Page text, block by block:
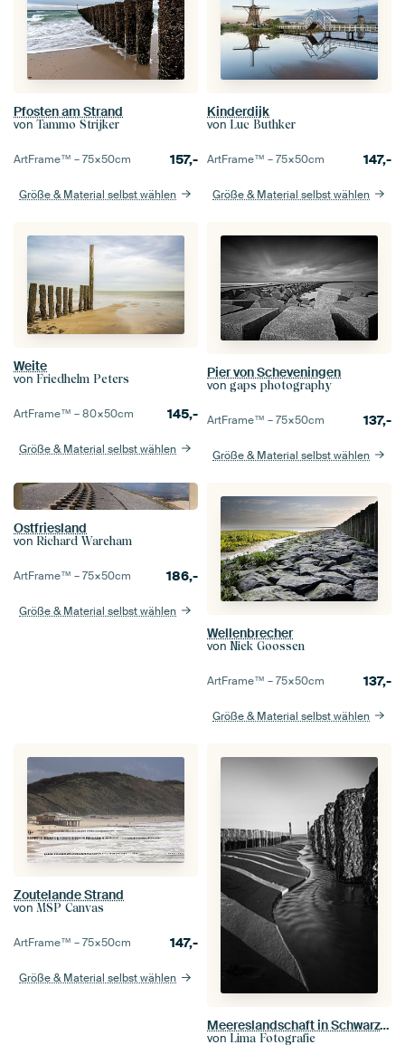
Pfosten am Strand
von Tammo Strijker
ArtFrame™ –75×50cm 157,-
Größe & Material selbst wählen
Kinderdijk
von Luc Buthker
ArtFrame™ –75×50cm 147,-
Größe & Material selbst wählen
Weite
von Friedhelm Peters
ArtFrame™ –80×50cm 145,-
Größe & Material selbst wählen
Pier von Scheveningen
von gaps photography
ArtFrame™ –75×50cm 137,-
Größe & Material selbst wählen
Ostfriesland
von Richard Wareham
ArtFrame™ –75×50cm 186,-
Größe & Material selbst wählen
Wellenbrecher
von Niek Goossen
ArtFrame™ –75×50cm 137,-
Größe & Material selbst wählen
Zoutelande Strand
von MSP Canvas
ArtFrame™ –75×50cm 147,-
Größe & Material selbst wählen
Meereslandschaft in Schwarz-Weiß
von Lima Fotografie